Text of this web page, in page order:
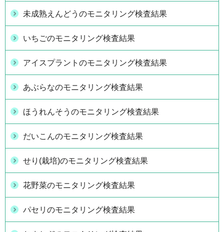
未成熟えんどうのモニタリング検査結果
いちごのモニタリング検査結果
アイスプラントのモニタリング検査結果
あぶらなのモニタリング検査結果
ほうれんそうのモニタリング検査結果
だいこんのモニタリング検査結果
せり(栽培)のモニタリング検査結果
花野菜のモニタリング検査結果
パセリのモニタリング検査結果